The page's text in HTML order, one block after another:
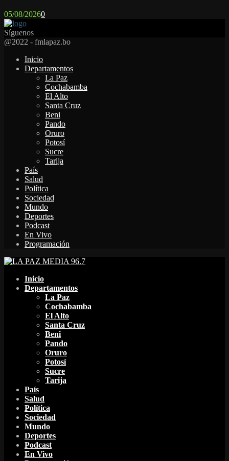
05/08/20260
Síguenos
Facebook
Twitter
Instagram
Youtube
Email
Twitch
Whatsapp
@2022 - fmlapaz.bo
Inicio
Departamentos
La Paz
Cochabamba
El Alto
Santa Cruz
Beni
Pando
Oruro
Potosí
Sucre
Tarija
País
Salud
Política
Sociedad
Mundo
Deportes
Podcast
En Vivo
Programación
Inicio
Departamentos
La Paz
Cochabamba
El Alto
Santa Cruz
Beni
Pando
Oruro
Potosí
Sucre
Tarija
País
Salud
Política
Sociedad
Mundo
Deportes
Podcast
En Vivo